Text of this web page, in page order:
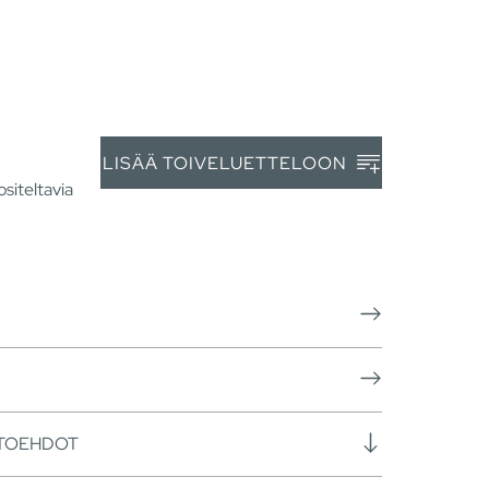
LISÄÄ TOIVELUETTELOON